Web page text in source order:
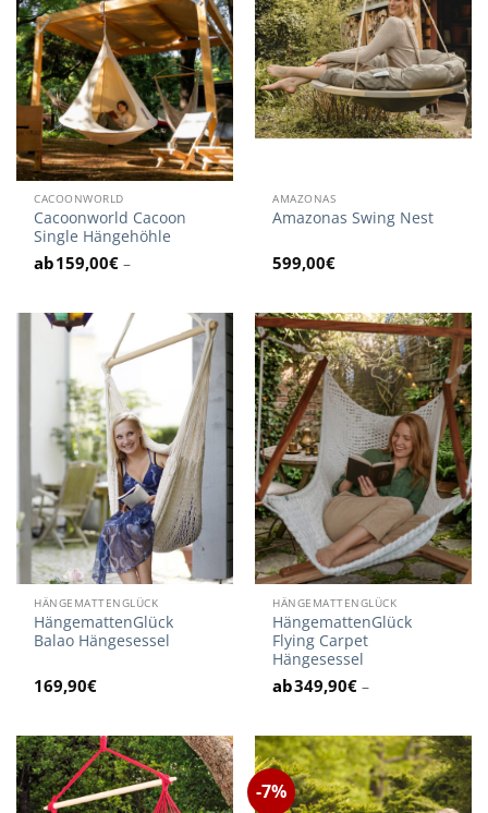
CACOONWORLD
Cacoonworld Cacoon
Single Hängehöhle
159,00€ –
AMAZONAS
Amazonas Swing Nest
599,00€
HÄNGEMATTENGLÜCK
HängemattenGlück
Balao Hängesessel
169,90€
HÄNGEMATTENGLÜCK
HängemattenGlück
Flying Carpet
Hängesessel
349,90€ –
-7%